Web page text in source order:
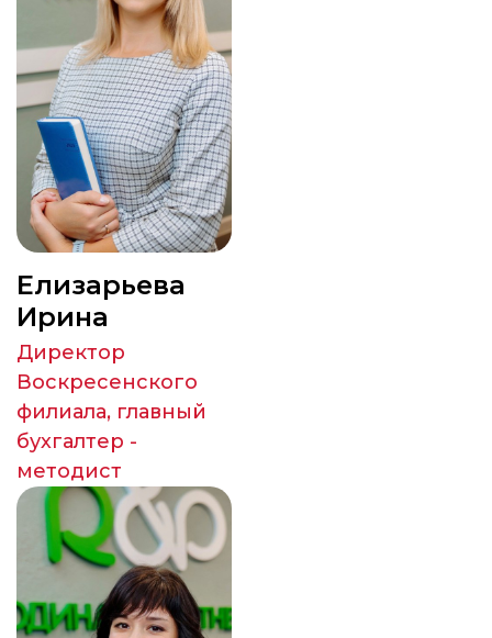
Елизарьева
Ирина
Директор
Воскресенского
филиала, главный
бухгалтер -
методист